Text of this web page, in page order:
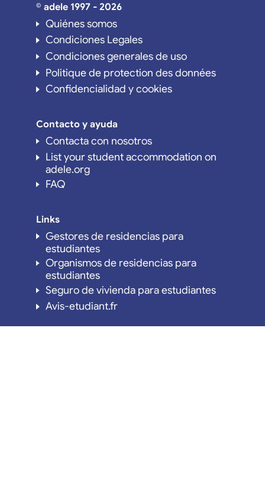
© adele 1997 - 2026
Quiénes somos
Condiciones Legales
Condiciones generales de uso
Politique de protection des données
Confidencialidad y cookies
Contacto y ayuda
Contacta con nosotros
List your student accommodation on
adele.org
FAQ
Links
Gestores de residencias para
estudiantes
Organismos de residencias para
estudiantes
Seguro de vivienda para estudiantes
Avis-etudiant.fr